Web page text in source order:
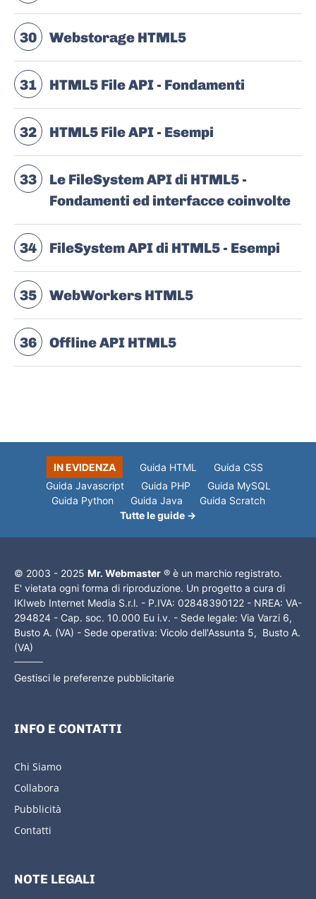
30 Webstorage HTML5
31 HTML5 File API - Fondamenti
32 HTML5 File API - Esempi
33
Le FileSystem API di HTML5 -
Fondamenti ed interfacce coinvolte
34 FileSystem API di HTML5 - Esempi
35 WebWorkers HTML5
36 Offline API HTML5
IN EVIDENZA Guida HTML
Guida CSS
Guida Javascript
Guida PHP
Guida MySQL
Guida Python
Guida Java
Guida Scratch
Tutte le guide →
© 2003 - 2025 Mr. Webmaster ® è un marchio registrato.
E' vietata ogni forma di riproduzione. Un progetto a cura di
IKIweb Internet Media S.r.l. - P.IVA: 02848390122 - NREA: VA-
294824 - Cap. soc. 10.000 Eu i.v. - Sede legale: Via Varzi 6,
Busto A. (VA) - Sede operativa: Vicolo dell'Assunta 5, Busto A.
(VA)
Gestisci le preferenze pubblicitarie
INFO E CONTATTI
Chi Siamo
Collabora
Pubblicità
Contatti
NOTE LEGALI